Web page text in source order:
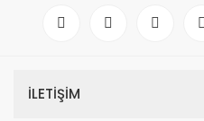
İLETİŞİM